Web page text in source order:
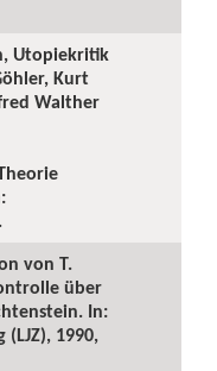
Utopiekritik
Kurt
Walther
von T.
über
In:
1990,